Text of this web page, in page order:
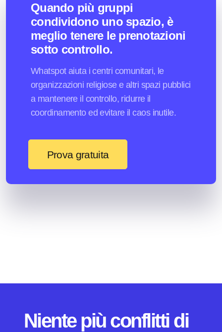
Quando più gruppi
condividono uno spazio, è
meglio tenere le prenotazioni
sotto controllo.
Whatspot aiuta i centri comunitari, le
organizzazioni religiose e altri spazi pubblici
a mantenere il controllo, ridurre il
coordinamento ed evitare il caos inutile.
Prova gratuita
Niente più conflitti di